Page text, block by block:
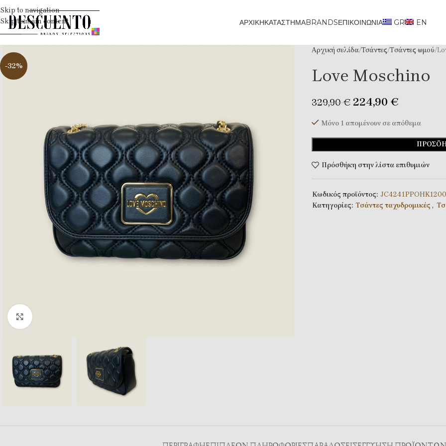
Skip to navigation
Skip to main content
ΑΡΧΙΚΗΚΑΤΆΣΤΗΜΑBRANDSΕΠΙΚΟΙΝΩΝΊΑ GR EN
-32%
Αρχική σελίδα Τσάντες Tσάντες ωμού
Love Moschino
329,90€ 224,90 €
Μόνο 1 απομένουν σε απόθεμα
Πρόσθήκη στην λίστα επιθυμιών
Κωδικός προϊόντος:
Κατηγορίες: Tσάντες ταχυδρομικές ,